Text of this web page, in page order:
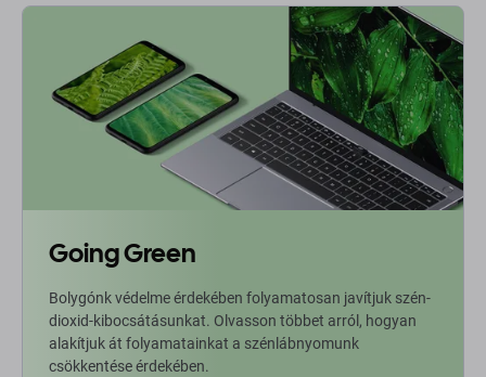
Going Green
Bolygónk védelme érdekében folyamatosan javítjuk szén-
dioxid-kibocsátásunkat. Olvasson többet arról, hogyan
alakítjuk át folyamatainkat a szénlábnyomunk
csökkentése érdekében.